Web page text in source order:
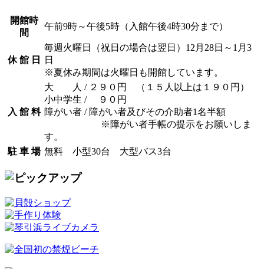
開館時
間
午前9時～午後5時（入館午後4時30分まで）
休 館 日
毎週火曜日（祝日の場合は翌日）12月28日～1月3
日
※夏休み期間は火曜日も開館しています。
入 館 料
大 人 / ２９０円 （１５人以上は１９０円）
小中学生 / ９０円
障がい者 / 障がい者及びその介助者1名半額
※障がい者手帳の提示をお願いしま
す。
駐 車 場 無料 小型30台 大型バス3台